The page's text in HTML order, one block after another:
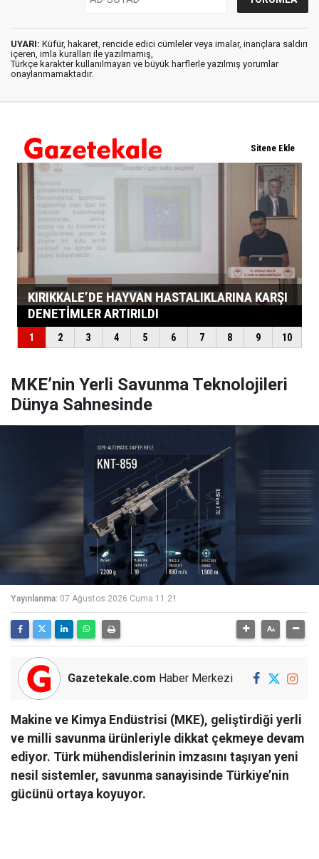
UYARI: Küfür, hakaret, rencide edici cümleler veya imalar, inançlara saldırı
içeren, imla kuralları ile yazılmamış,
Türkçe karakter kullanılmayan ve büyük harflerle yazılmış yorumlar
onaylanmamaktadır.
MKE’nin Yerli Savunma Teknolojileri
Dünya Sahnesinde
Yayınlanma: 07 Ağustos 2026 Cuma 11:21
Gazetekale.com Haber Merkezi
Makine ve Kimya Endüstrisi (MKE), geliştirdiği yerli
ve milli savunma ürünleriyle dikkat çekmeye devam
ediyor. Türk mühendislerinin imzasını taşıyan yeni
nesil sistemler, savunma sanayisinde Türkiye’nin
gücünü ortaya koyuyor.